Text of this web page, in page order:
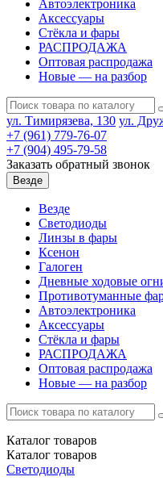
Автоэлектроника
Аксессуары
Стёкла и фары
РАСПРОДАЖА
Оптовая распродажа
Новые — на разбор
ул. Тимирязева, 130 ул.
+7 (961) 779-76-07
+7 (904) 495-79-58
Заказать обратный звонок
Везде
Везде
Светодиоды
Линзы в фары
Ксенон
Галоген
Дневные ходовые
Противотуманные
Автоэлектроника
Аксессуары
Стёкла и фары
РАСПРОДАЖА
Оптовая распродажа
Новые — на разбор
Каталог товаров
Каталог товаров
Светодиоды